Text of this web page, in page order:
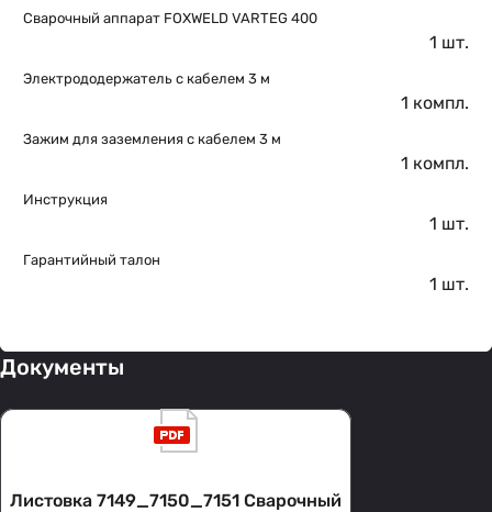
Сварочный аппарат FOXWELD VARTEG 400
1 шт.
Электрододержатель с кабелем 3 м
1 компл.
Зажим для заземления с кабелем 3 м
1 компл.
Инструкция
1 шт.
Гарантийный талон
1 шт.
Документы
Листовка 7149_7150_7151 Сварочный